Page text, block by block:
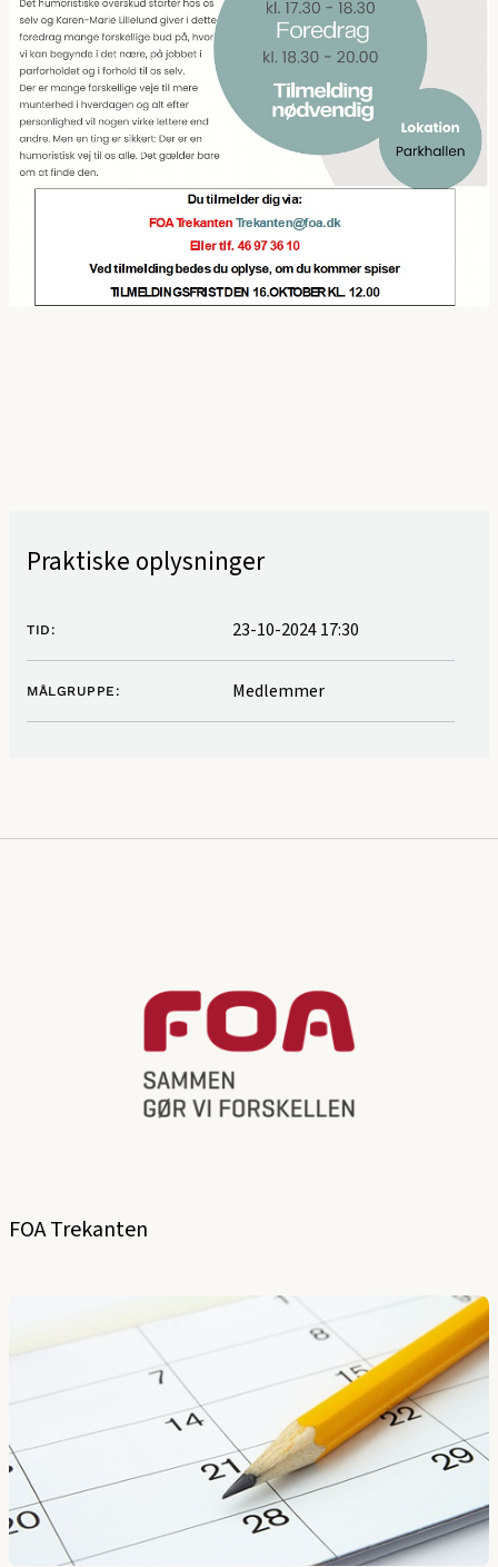
Praktiske oplysninger
TID: 23-10-2024 17:30
MÅLGRUPPE: Medlemmer
FOA Trekanten